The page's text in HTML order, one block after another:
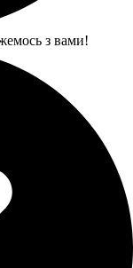
з вами!